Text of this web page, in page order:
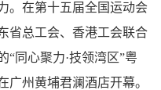
。在第十五届全国运动会
省总工会、香港工会联合
“同心聚力·技领湾区”粤
广州黄埔君澜酒店开幕。